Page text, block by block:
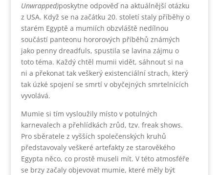
Unwrapped)poskytne odpověď na aktuálnější otázku
z USA. Když se na začátku 20. století staly příběhy o
starém Egyptě a mumiích obzvláště nedílnou
součástí panteonu hororových příběhů známých
jako penny dreadfuls, spustila se lavina zájmu o
toto téma. Každý chtěl mumii vidět, sáhnout si na
ni a překonat tak veškerý existenciální strach, který
tak úzké spojení se smrtí v obyčejných smrtelnících
vyvolává.
Mumie si tím vysloužily místo v potulných
karnevalech a přehlídkách zrůd, tzv. freak shows.
Pro sběratele z vyšších společenských kruhů
představovaly veškeré artefakty ze starověkého
Egypta něco, co prostě museli mít. V této atmosféře
se brzy začaly objevovat mumie, které měly být